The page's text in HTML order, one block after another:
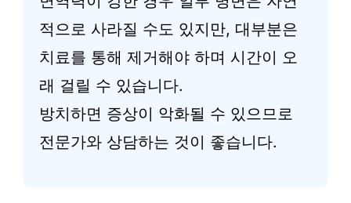
적으로 사라질 수도 있지만, 대부분은
치료를 통해 제거해야 하며 시간이 오
래 걸릴 수 있습니다.
방치하면 증상이 악화될 수 있으므로
전문가와 상담하는 것이 좋습니다.